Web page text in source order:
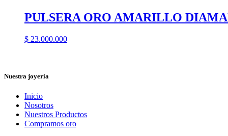
PULSERA ORO AMARILLO
$ 23.000.000
Nuestra joyeria
Inicio
Nosotros
Nuestros Productos
Compramos oro